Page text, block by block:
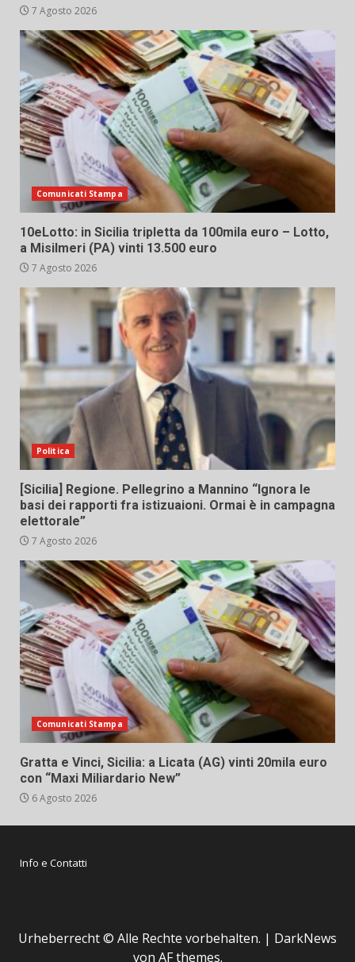
7 Agosto 2026
Comunicati Stampa
10eLotto: in Sicilia tripletta da 100mila euro – Lotto,
a Misilmeri (PA) vinti 13.500 euro
7 Agosto 2026
Politica
[Sicilia] Regione. Pellegrino a Mannino “Ignora le
basi dei rapporti fra istizuaioni. Ormai è in campagna
elettorale”
7 Agosto 2026
Comunicati Stampa
Gratta e Vinci, Sicilia: a Licata (AG) vinti 20mila euro
con “Maxi Miliardario New”
6 Agosto 2026
Info e Contatti
Urheberrecht © Alle Rechte vorbehalten. | DarkNews
von AF themes.